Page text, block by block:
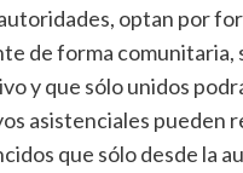
optan por
de forma comunitaria,
y que sólo unidos
asistenciales
que sólo desde la